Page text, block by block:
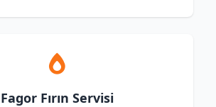
Fagor Fırın Servisi